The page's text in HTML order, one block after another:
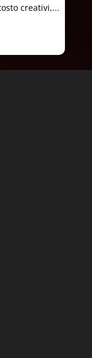
creativi,...